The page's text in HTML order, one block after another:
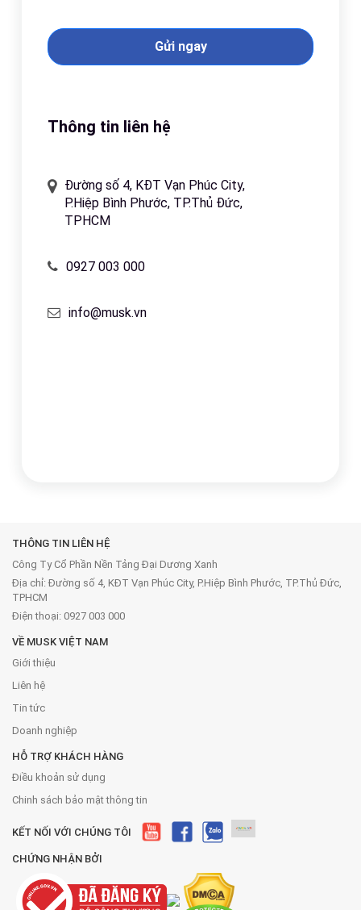
Gửi ngay
Thông tin liên hệ
Đường số 4, KĐT Vạn Phúc City,
P.Hiệp Bình Phước, TP.Thủ Đức,
TPHCM
0927 003 000
info@musk.vn
THÔNG TIN LIÊN HỆ
Công Ty Cổ Phần Nền Tảng Đại Dương Xanh
Địa chỉ: Đường số 4, KĐT Vạn Phúc City, P.Hiệp Bình Phước, TP.Thủ Đức,
TPHCM
Điện thoại: 0927 003 000
VỀ MUSK VIỆT NAM
Giới thiệu
Liên hệ
Tin tức
Doanh nghiệp
HỖ TRỢ KHÁCH HÀNG
Điều khoản sử dụng
Chinh sách bảo mật thông tin
KẾT NỐI VỚI CHÚNG TÔI
CHỨNG NHẬN BỞI